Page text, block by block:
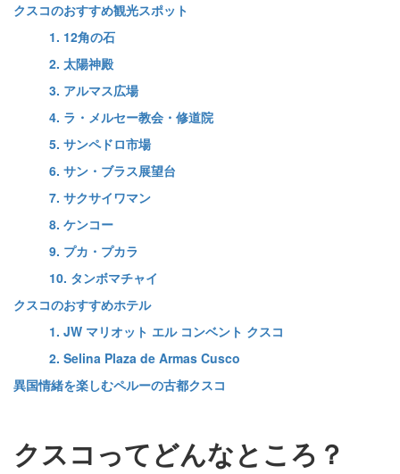
クスコのおすすめ観光スポット
1. 12角の石
2. 太陽神殿
3. アルマス広場
4. ラ・メルセー教会・修道院
5. サンペドロ市場
6. サン・ブラス展望台
7. サクサイワマン
8. ケンコー
9. プカ・プカラ
10. タンボマチャイ
クスコのおすすめホテル
1. JW マリオット エル コンベント クスコ
2. Selina Plaza de Armas Cusco
異国情緒を楽しむペルーの古都クスコ
クスコってどんなところ？